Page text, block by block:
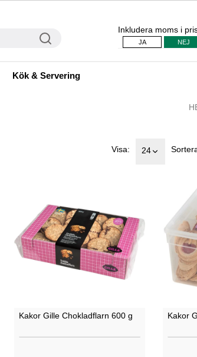
Inkludera moms i
JA NEJ
Kök & Servering
Visa: 24
Kakor Gille Chokladflarn 600 g Kakor